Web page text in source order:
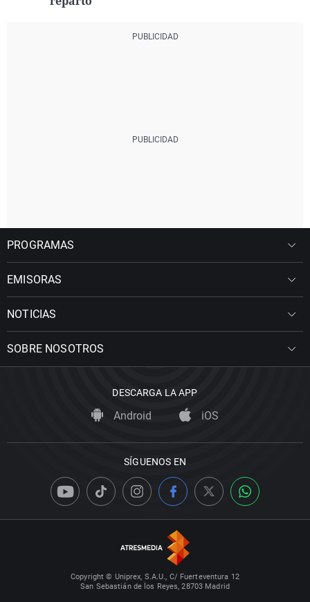
PROGRAMAS
EMISORAS
NOTICIAS
SOBRE NOSOTROS
DESCARGA LA APP
Android iOS
SÍGUENOS EN
Copyright © Uniprex, S.A.U., C/ Fuerteventura 12
San Sebastián de los Reyes, 28703 Madrid